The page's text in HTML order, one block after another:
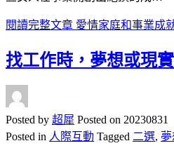
閱讀完整文章 愛情家庭和事業成
找工作時，夢想或現
Posted by 超犀 Posted on 20230831
Posted in 人際互動 Tagged 二選, 夢